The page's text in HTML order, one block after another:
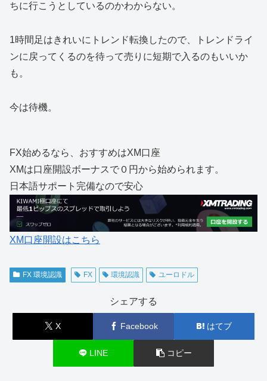
ちに行こうとしているのかわからない。
1時間足はきれいにトレンド転換したので、トレンドライ
ンに戻ってくるのを待って売りに短期で入るのもいいか
も。
今は待機。
FX始めるなら、おすすめはXM口座
XMは口座開設ボーナスで０円から始められます。
日本語サポート完備なので安心
XM口座開設はこちら
FX 環境認識 FX 環境認識 ユーロドル
シェアする
X Facebook はてブ
LINE コピー